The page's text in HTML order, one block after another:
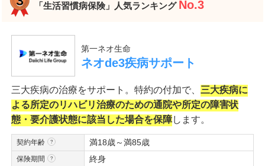
「生活習慣病保険」人気ランキング No.3
第一ネオ生命
ネオde3疾病サポート
三大疾病の治療をサポート。特約の付加で、 三大疾病に
よる所定のリハビリ治療のための通院や所定の障害状
態・要介護状態に該当した場合を保障します。
契約年齢 満18歳～満85歳
保険期間 終身